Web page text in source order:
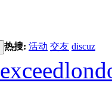
热搜: 活动 交友 discuz